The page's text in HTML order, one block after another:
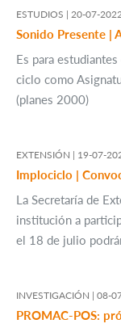
ESTUDIOS | 20-07-
Sonido Presente |
Es para
ciclo como
(planes 2000)
EXTENSIÓN | 19-07-
Implociclo |
La Secretaría de
institución a
el 18 de julio
INVESTIGACIÓN | 08-
PROMAC-POS: